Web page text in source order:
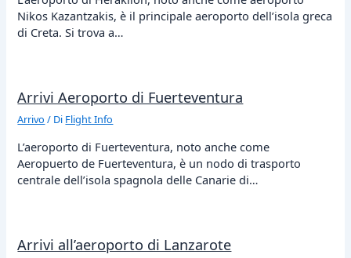
Nikos Kazantzakis, è il principale aeroporto dell’isola greca
di Creta. Si trova a…
Arrivi Aeroporto di Fuerteventura
Arrivo / Di Flight Info
L’aeroporto di Fuerteventura, noto anche come
Aeropuerto de Fuerteventura, è un nodo di trasporto
centrale dell’isola spagnola delle Canarie di…
Arrivi all’aeroporto di Lanzarote